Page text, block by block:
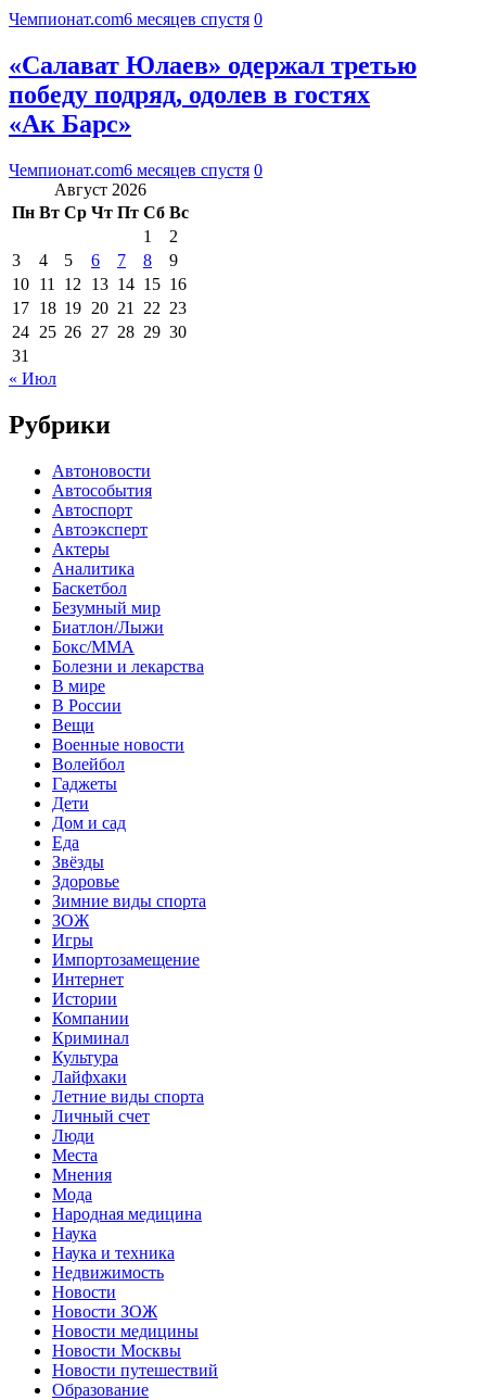
Чемпионат.com6 месяцев спустя 0
«Салават Юлаев» одержал третью
победу подряд, одолев в гостях
«Ак Барс»
Чемпионат.com6 месяцев спустя 0
Август 2026
Пн Вт Ср Чт Пт Сб Вс
1
2
3
4 5 6 7 8
9
10 11 12 13 14 15 16
17 18 19 20 21 22 23
24 25 26 27 28 29 30
31
« Июл
Рубрики
Автоновости
Автособытия
Автоспорт
Автоэксперт
Актеры
Аналитика
Баскетбол
Безумный мир
Биатлон/Лыжи
Бокс/MMA
Болезни и лекарства
В мире
В России
Вещи
Военные новости
Волейбол
Гаджеты
Дети
Дом и сад
Еда
Звёзды
Здоровье
Зимние виды спорта
ЗОЖ
Игры
Импортозамещение
Интернет
Истории
Компании
Криминал
Культура
Лайфхаки
Летние виды спорта
Личный счет
Люди
Места
Мнения
Мода
Народная медицина
Наука
Наука и техника
Недвижимость
Новости
Новости ЗОЖ
Новости медицины
Новости Москвы
Новости путешествий
Образование